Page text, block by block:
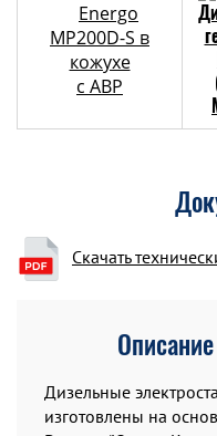
Energo
MP200D-S в
кожухе
с АВР
Скачать
Дизельные
изготовлены на